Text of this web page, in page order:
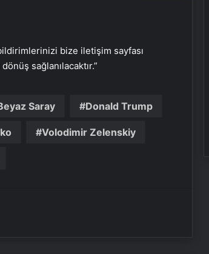
bize iletişim sayfası
sağlanılacaktır.”
Saray Donald Trump
Volodimir Zelenskiy
İstanbul’da kritik toplantı… Nükleer
görüşmelerde ev sahibi olacak
NATO Genel Sekreteri Rutte: Başkan
Erdoğan NATO içinde inanılmaz bir
lider ve saygı duyulan bir isim